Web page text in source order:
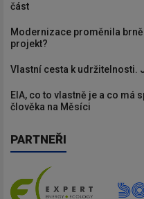
část
Modernizace proměnila
projekt?
Vlastní cesta k udržitelnosti.
EIA, co to vlastně je a co má
člověka na Měsíci
PARTNEŘI